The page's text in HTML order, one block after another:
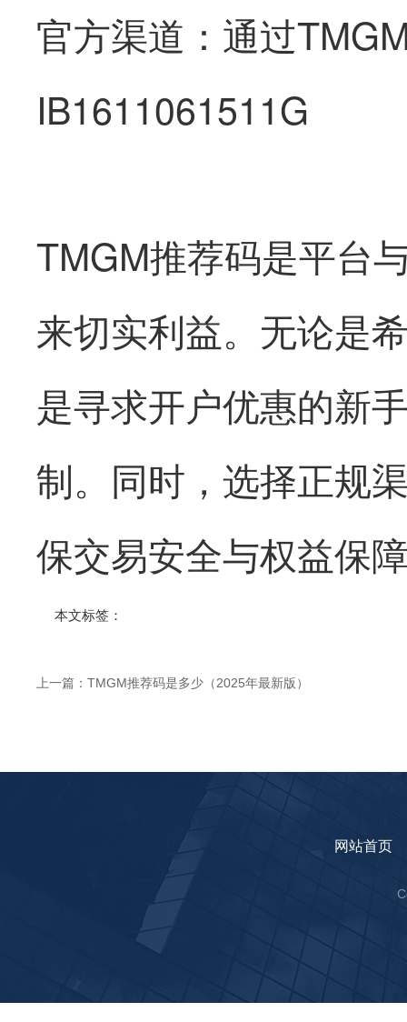
官方渠道：通过
IB1611061511G
TMGM推荐码是平台
来切实利益。无论是
是寻求开户优惠的新
制。同时，选择正规
保交易安全与权益保
本文标签：
上一篇： TMGM推荐码是多少（2025年最新版）
网站首页